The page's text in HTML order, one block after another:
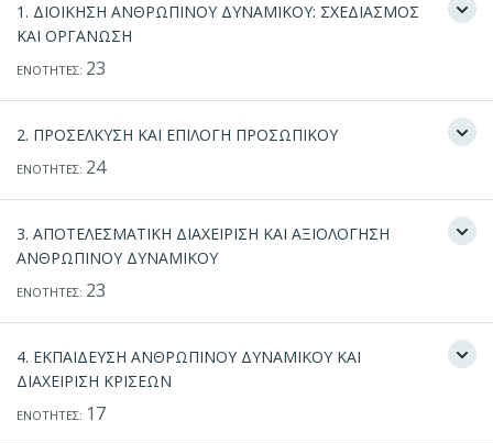
1. ΔΙΟΙΚΗΣΗ ΑΝΘΡΩΠΙΝΟΥ ΔΥΝΑΜΙΚΟΥ: ΣΧΕΔΙΑΣΜΟΣ
ΚΑΙ ΟΡΓΑΝΩΣΗ
ΕΝΟΤΗΤΕΣ: 23
2. ΠΡΟΣΕΛΚΥΣΗ ΚΑΙ ΕΠΙΛΟΓΗ ΠΡΟΣΩΠΙΚΟΥ
ΕΝΟΤΗΤΕΣ: 24
3. ΑΠΟΤΕΛΕΣΜΑΤΙΚΗ ΔΙΑΧΕΙΡΙΣΗ ΚΑΙ ΑΞΙΟΛΟΓΗΣΗ
ΑΝΘΡΩΠΙΝΟΥ ΔΥΝΑΜΙΚΟΥ
ΕΝΟΤΗΤΕΣ: 23
4. ΕΚΠΑΙΔΕΥΣΗ ΑΝΘΡΩΠΙΝΟΥ ΔΥΝΑΜΙΚΟΥ ΚΑΙ
ΔΙΑΧΕΙΡΙΣΗ ΚΡΙΣΕΩΝ
ΕΝΟΤΗΤΕΣ: 17